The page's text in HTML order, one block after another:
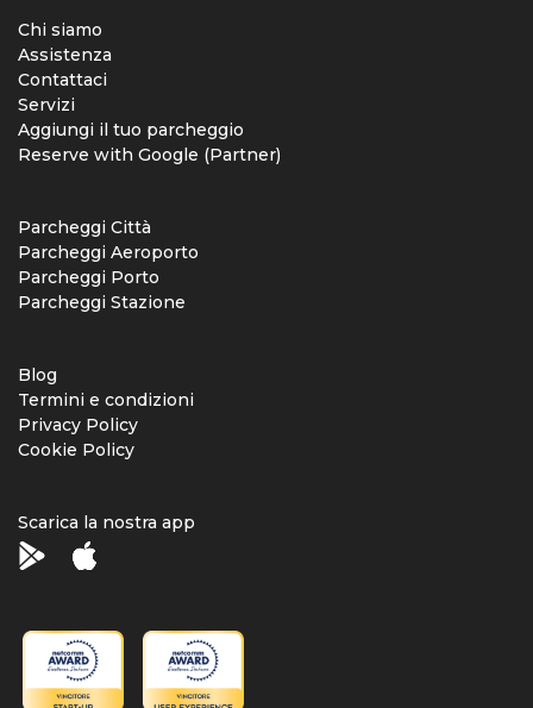
Chi siamo
Assistenza
Contattaci
Servizi
Aggiungi il tuo parcheggio
Reserve with Google (Partner)
Parcheggi Città
Parcheggi Aeroporto
Parcheggi Porto
Parcheggi Stazione
Blog
Termini e condizioni
Privacy Policy
Cookie Policy
Scarica la nostra app